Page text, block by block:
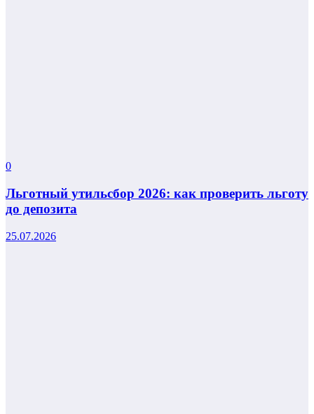
0
Льготный утильсбор 2026: как проверить льготу
до депозита
25.07.2026